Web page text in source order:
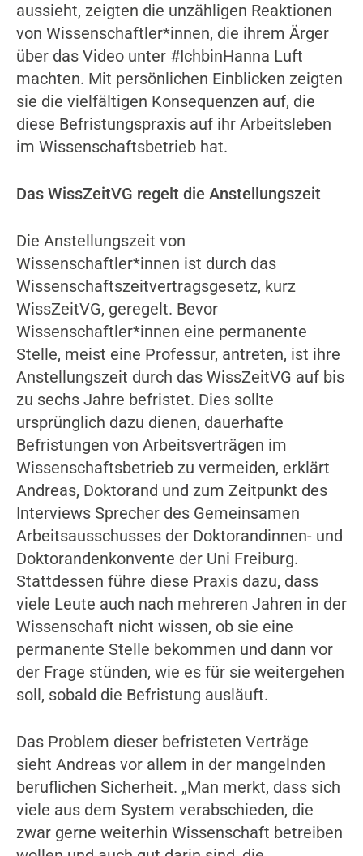
aussieht, zeigten die unzähligen Reaktionen
von Wissenschaftler*innen, die ihrem Ärger
über das Video unter #IchbinHanna Luft
machten. Mit persönlichen Einblicken zeigten
sie die vielfältigen Konsequenzen auf, die
diese Befristungspraxis auf ihr Arbeitsleben
im Wissenschaftsbetrieb hat.
Das WissZeitVG regelt die Anstellungszeit
Die Anstellungszeit von
Wissenschaftler*innen ist durch das
Wissenschaftszeitvertragsgesetz, kurz
WissZeitVG, geregelt. Bevor
Wissenschaftler*innen eine permanente
Stelle, meist eine Professur, antreten, ist ihre
Anstellungszeit durch das WissZeitVG auf bis
zu sechs Jahre befristet. Dies sollte
ursprünglich dazu dienen, dauerhafte
Befristungen von Arbeitsverträgen im
Wissenschaftsbetrieb zu vermeiden, erklärt
Andreas, Doktorand und zum Zeitpunkt des
Interviews Sprecher des Gemeinsamen
Arbeitsausschusses der Doktorandinnen- und
Doktorandenkonvente der Uni Freiburg.
Stattdessen führe diese Praxis dazu, dass
viele Leute auch nach mehreren Jahren in der
Wissenschaft nicht wissen, ob sie eine
permanente Stelle bekommen und dann vor
der Frage stünden, wie es für sie weitergehen
soll, sobald die Befristung ausläuft.
Das Problem dieser befristeten Verträge
sieht Andreas vor allem in der mangelnden
beruflichen Sicherheit. „Man merkt, dass sich
viele aus dem System verabschieden, die
zwar gerne weiterhin Wissenschaft betreiben